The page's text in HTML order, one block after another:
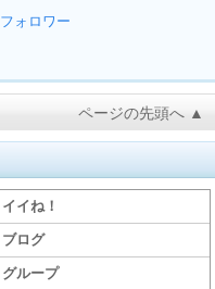
フォロワー
ページの先頭へ ▲
イイね！
ブログ
グループ